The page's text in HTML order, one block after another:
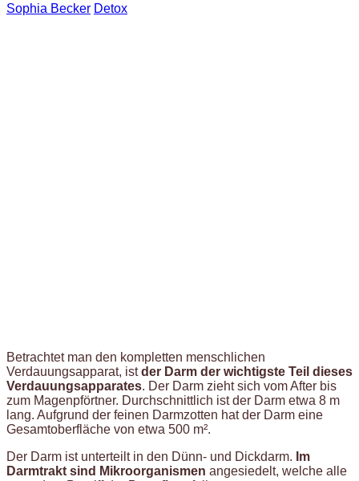
Sophia Becker Detox
Betrachtet man den kompletten menschlichen
Verdauungsapparat, istder Darm der wichtigste Teil dieses
Verdauungsapparates. Der Darm zieht sich vom After bis
zum Magenpförtner. Durchschnittlich ist der Darm etwa 8 m
lang. Aufgrund der feinen Darmzotten hat der Darm eine
Gesamtoberfläche von etwa 500 m².
Der Darm ist unterteilt in den Dünn- und Dickdarm. Im
Darmtrakt sind Mikroorganismen angesiedelt, welche alle